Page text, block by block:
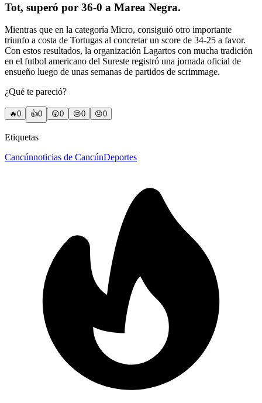
Tot, superó por 36-0 a Marea Negra.
Mientras que en la categoría Micro, consiguió otro importante
triunfo a costa de Tortugas al concretar un score de 34-25 a favor.
Con estos resultados, la organización Lagartos con mucha tradición
en el futbol americano del Sureste registró una jornada oficial de
ensueño luego de unas semanas de partidos de scrimmage.
¿Qué te pareció?
🔥0 👍0 😲0 😢0 😠0
Etiquetas
Cancúnnoticias de CancúnDeportes